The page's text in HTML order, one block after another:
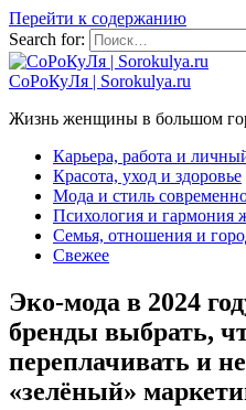
Перейти к содержанию
Search for:
СоРоКуЛя | Sorokulya.ru
Жизнь женщины в большом
Карьера, работа и
Красота, уход и здоровье
Мода и стиль
Психология и гармония
Семья, отношения и
Свежее
Эко-мода в 2024
бренды выбрать,
переплачивать и
«зелёный»